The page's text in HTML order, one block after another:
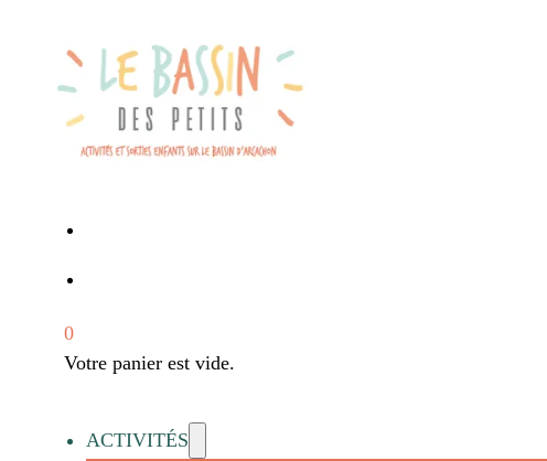
0
Votre panier est vide.
ACTIVITÉS